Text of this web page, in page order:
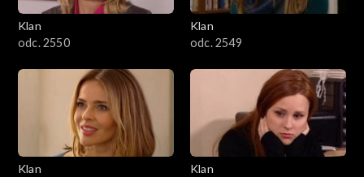
Klan
odc. 2550
Klan
odc. 2549
Klan
Klan